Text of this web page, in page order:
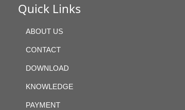
Quick Links
ABOUT US
CONTACT
DOWNLOAD
KNOWLEDGE
PAYMENT